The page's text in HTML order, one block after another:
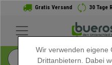
Gratis Versand 30 Tage
Wir verwenden eigene
Drittanbietern. Dabei